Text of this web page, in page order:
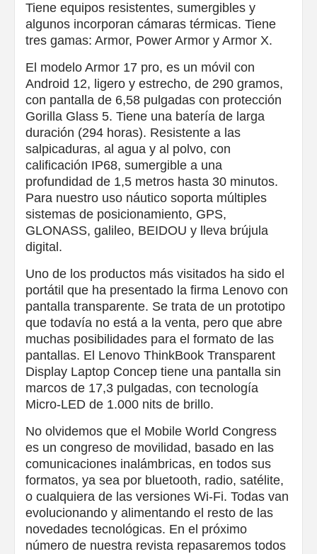
Tiene equipos resistentes, sumergibles y
algunos incorporan cámaras térmicas. Tiene
tres gamas: Armor, Power Armor y Armor X.
El modelo Armor 17 pro, es un móvil con
Android 12, ligero y estrecho, de 290 gramos,
con pantalla de 6,58 pulgadas con protección
Gorilla Glass 5. Tiene una batería de larga
duración (294 horas). Resistente a las
salpicaduras, al agua y al polvo, con
calificación IP68, sumergible a una
profundidad de 1,5 metros hasta 30 minutos.
Para nuestro uso náutico soporta múltiples
sistemas de posicionamiento, GPS,
GLONASS, galileo, BEIDOU y lleva brújula
digital.
Uno de los productos más visitados ha sido el
portátil que ha presentado la firma Lenovo con
pantalla transparente. Se trata de un prototipo
que todavía no está a la venta, pero que abre
muchas posibilidades para el formato de las
pantallas. El Lenovo ThinkBook Transparent
Display Laptop Concep tiene una pantalla sin
marcos de 17,3 pulgadas, con tecnología
Micro-LED de 1.000 nits de brillo.
No olvidemos que el Mobile World Congress
es un congreso de movilidad, basado en las
comunicaciones inalámbricas, en todos sus
formatos, ya sea por bluetooth, radio, satélite,
o cualquiera de las versiones Wi-Fi. Todas van
evolucionando y alimentando el resto de las
novedades tecnológicas. En el próximo
número de nuestra revista repasaremos todos